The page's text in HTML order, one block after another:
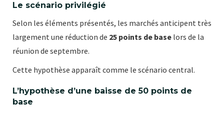
Le scénario privilégié
Selon les éléments présentés, les marchés anticipent très
largement une réduction de 25 points de base lors de la
réunion de septembre.
Cette hypothèse apparaît comme le scénario central.
L’hypothèse d’une baisse de 50 points de
base